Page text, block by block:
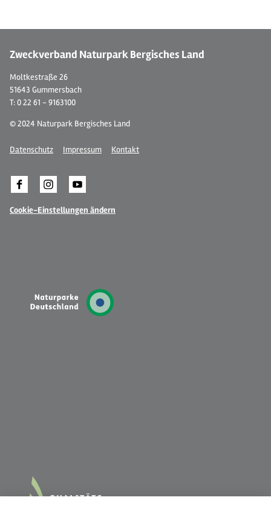
Zweckverband Naturpark Bergisches Land
Moltkestraße 26
51643 Gummersbach
T: 0 22 61 - 9163100
© 2024 Naturpark Bergisches Land
Datenschutz Impressum Kontakt
Cookie-Einstellungen ändern